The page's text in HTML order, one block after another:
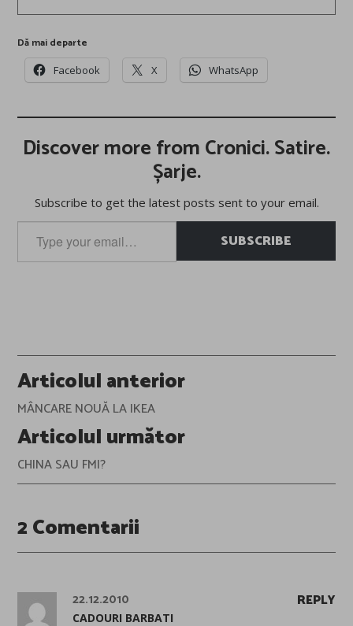
Dă mai departe
Facebook X WhatsApp
Discover more from Cronici. Satire.
Șarje.
Subscribe to get the latest posts sent to your email.
your
email…
SUBSCRIBE
Post
navigation
Articolul anterior
MÂNCARE NOUĂ LA IKEA
Articolul următor
CHINA SAU FMI?
2 Comentarii
REPLY
22.12.2010
CADOURI BARBATI